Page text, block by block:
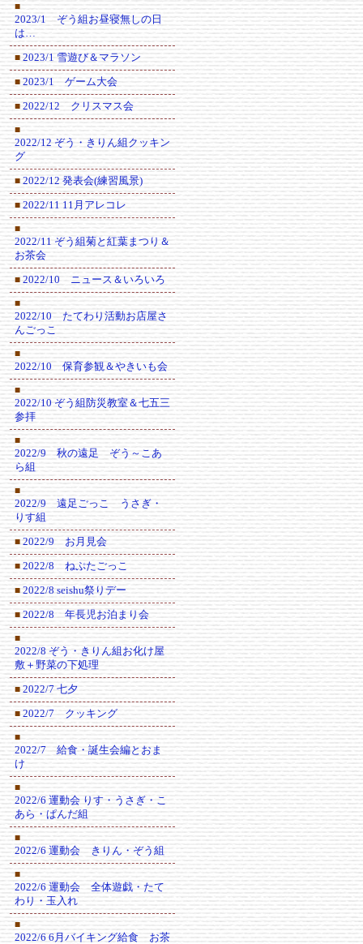
■
2023/1 ぞう組お昼寝無しの日
は…
■ 2023/1 雪遊び＆マラソン
■ 2023/1 ゲーム大会
■ 2022/12 クリスマス会
■
2022/12 ぞう・きりん組クッキン
グ
■ 2022/12 発表会(練習風景)
■ 2022/11 11月アレコレ
■
2022/11 ぞう組菊と紅葉まつり＆
お茶会
■ 2022/10 ニュース＆いろいろ
■
2022/10 たてわり活動お店屋さ
んごっこ
■
2022/10 保育参観＆やきいも会
■
2022/10 ぞう組防災教室＆七五三
参拝
■
2022/9 秋の遠足 ぞう～こあ
ら組
■
2022/9 遠足ごっこ うさぎ・
りす組
■ 2022/9 お月見会
■ 2022/8 ねぷたごっこ
■ 2022/8 seishu祭りデー
■ 2022/8 年長児お泊まり会
■
2022/8 ぞう・きりん組お化け屋
敷＋野菜の下処理
■ 2022/7 七夕
■ 2022/7 クッキング
■
2022/7 給食・誕生会編とおま
け
■
2022/6 運動会 りす・うさぎ・こ
あら・ぱんだ組
■
2022/6 運動会 きりん・ぞう組
■
2022/6 運動会 全体遊戯・たて
わり・玉入れ
■
2022/6 6月バイキング給食 お茶